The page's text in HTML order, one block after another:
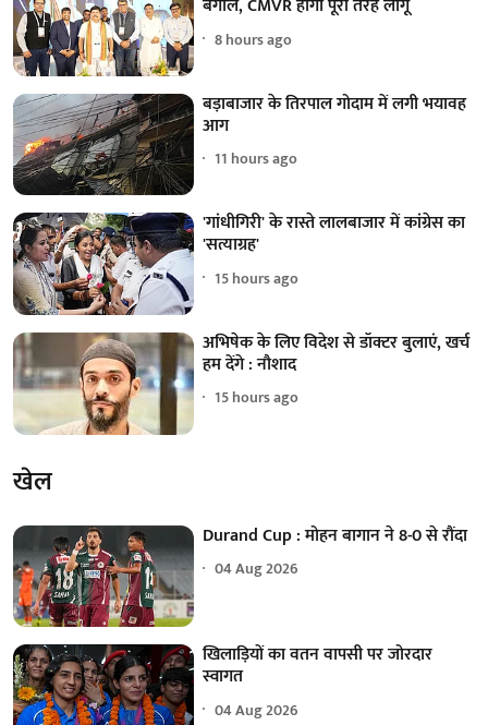
बंगाल, CMVR होगा पूरी तरह लागू
8 hours ago
बड़ाबाजार के तिरपाल गोदाम में लगी भयावह
आग
11 hours ago
'गांधीगिरी' के रास्ते लालबाजार में कांग्रेस का
'सत्याग्रह'
15 hours ago
अभिषेक के लिए विदेश से डॉक्टर बुलाएं, खर्च
हम देंगे : नौशाद
15 hours ago
खेल
Durand Cup : मोहन बागान ने 8-0 से रौंदा
04 Aug 2026
खिलाड़ियों का वतन वापसी पर जोरदार
स्वागत
04 Aug 2026